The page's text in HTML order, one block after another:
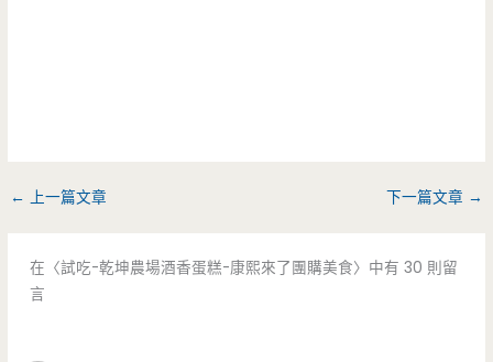
← 上一篇文章 下一篇文章 →
在〈試吃-乾坤農場酒香蛋糕-康熙來了團購美食〉中有 30 則留
言